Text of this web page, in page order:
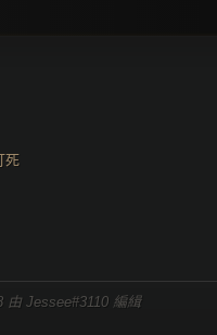
死
由 Jessee#3110 編緝